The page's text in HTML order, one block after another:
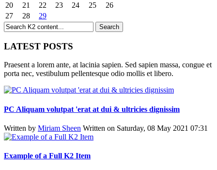
20
21 22 23 24 25
26
27
28 29
LATEST POSTS
Praesent a lorem ante, at lacinia sapien. Sed sapien massa, congue et
porta nec, vestibulum pellentesque odio mollis et libero.
PC Aliquam volutpat 'erat at dui & ultricies dignissim
Written by Miriam Sheen Written on Saturday, 08 May 2021 07:31
Example of a Full K2 Item